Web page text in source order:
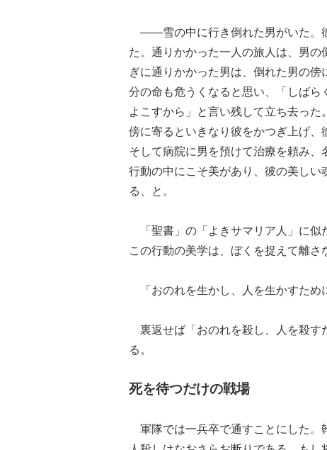
――雪の中に行き倒れた男がいた。
た。通りかかった一人の旅人は、男
ぎに通りかかった男は、倒れた男の
分の命も危うくなると思い、「しば
よこすから」と言い残して立ち去っ
傍に寄るといきなり彼をかつぎ上げ、
そして病院に男を預けて治療を頼み
行動の中にこそ美があり、彼の美し
る、と。
「聖書」の「よきサマリア人」に似
この行動の美学は、ぼくを捉えて離さ
「おのれを生かし、人を生かすため
裏返せば「おのれを殺し、人を殺す
る。
死を待つだけの戦場
軍隊では一兵卒で通すことにした。